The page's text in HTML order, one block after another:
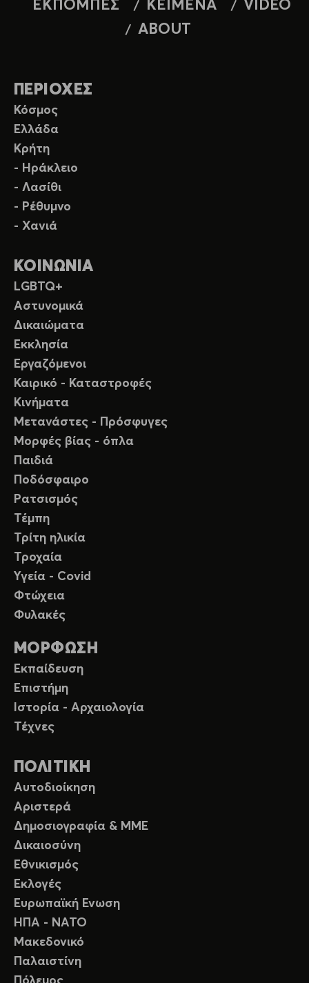
ΕΚΠΟΜΠΕΣ ΚΕΙΜΕΝΑ
VIDEO
ABOUT
ΠΕΡΙΟΧΕΣ
Κόσμος
Ελλάδα
Κρήτη
- Ηράκλειο
- Λασίθι
- Ρέθυμνο
- Χανιά
ΚΟΙΝΩΝΙΑ
LGBTQ+
Αστυνομικά
Δικαιώματα
Εκκλησία
Εργαζόμενοι
Καιρικό - Καταστροφές
Κινήματα
Μετανάστες - Πρόσφυγες
Μορφές βίας - όπλα
Παιδιά
Ποδόσφαιρο
Ρατσισμός
Τέμπη
Τρίτη ηλικία
Τροχαία
Υγεία - Covid
Φτώχεια
Φυλακές
ΜΟΡΦΩΣΗ
Εκπαίδευση
Επιστήμη
Ιστορία - Αρχαιολογία
Τέχνες
ΠΟΛΙΤΙΚΗ
Αυτοδιοίκηση
Αριστερά
Δημοσιογραφία & ΜΜΕ
Δικαιοσύνη
Εθνικισμός
Εκλογές
Ευρωπαϊκή Ενωση
ΗΠΑ - ΝΑΤΟ
Μακεδονικό
Παλαιστίνη